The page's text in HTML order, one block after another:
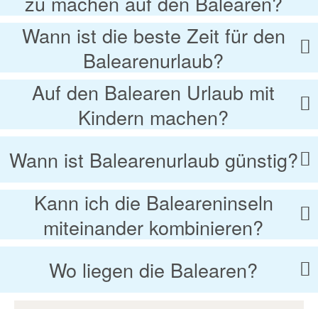
Wann ist die beste Zeit für den
Balearenurlaub?
Auf den Balearen Urlaub mit
Kindern machen?
Wann ist Balearenurlaub günstig?
Kann ich die Baleareninseln
miteinander kombinieren?
Wo liegen die Balearen?